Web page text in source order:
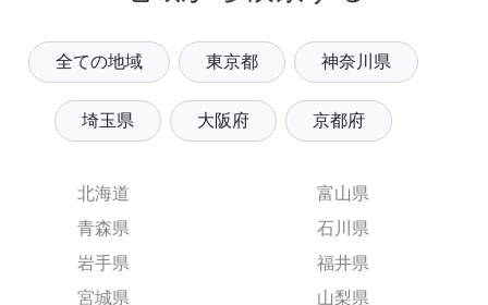
全ての地域 東京都 神奈川県
埼玉県 大阪府 京都府
北海道
青森県
岩手県
宮城県
富山県
石川県
福井県
山梨県